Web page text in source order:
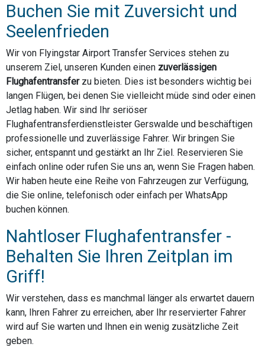
Buchen Sie mit Zuversicht und
Seelenfrieden
Wir von Flyingstar Airport Transfer Services stehen zu
unserem Ziel, unseren Kunden einen zuverlässigen
Flughafentransferzu bieten. Dies ist besonders wichtig bei
langen Flügen, bei denen Sie vielleicht müde sind oder einen
Jetlag haben. Wir sind Ihr seriöser
Flughafentransferdienstleister Gerswalde und beschäftigen
professionelle und zuverlässige Fahrer. Wir bringen Sie
sicher, entspannt und gestärkt an Ihr Ziel. Reservieren Sie
einfach online oder rufen Sie uns an, wenn Sie Fragen haben.
Wir haben heute eine Reihe von Fahrzeugen zur Verfügung,
die Sie online, telefonisch oder einfach per WhatsApp
buchen können.
Nahtloser Flughafentransfer -
Behalten Sie Ihren Zeitplan im
Griff!
Wir verstehen, dass es manchmal länger als erwartet dauern
kann, Ihren Fahrer zu erreichen, aber Ihr reservierter Fahrer
wird auf Sie warten und Ihnen ein wenig zusätzliche Zeit
geben.